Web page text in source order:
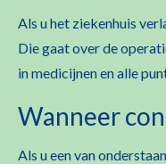
Als u het ziekenhuis
Die gaat over de
in medicijnen en alle
Wanneer
Als u een van